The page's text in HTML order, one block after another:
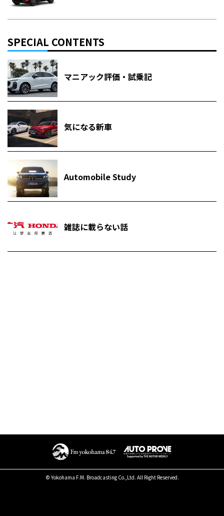
SPECIAL CONTENTS
マニアック評価・試乗記
気になる新車
Automobile Study
雑誌に載らない話
© Yokohama F.M. Broadcasting Co.,Ltd. All Right Reserved.